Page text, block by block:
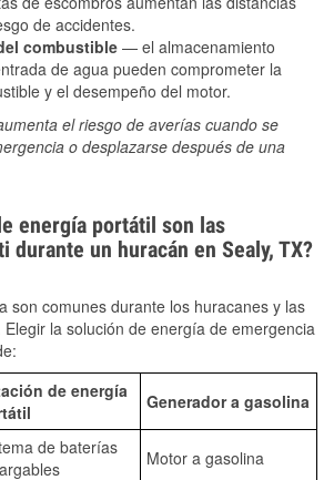
de accidentes.
combustible— el almacenamiento
de agua pueden comprometer la
y el desempeño del motor.
el riesgo de averías cuando se
o desplazarse después de una
energía portátil son las
durante un huracán en Sealy, TX?
son comunes durante los huracanes y las
la solución de energía de emergencia
de energía
Generador a gasolina
de baterías
Motor a gasolina